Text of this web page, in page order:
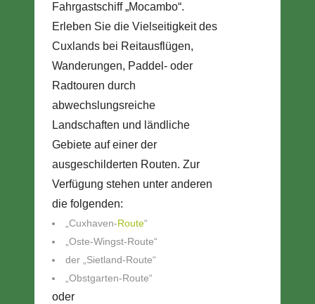
Fahrgastschiff „Mocambo“.
Erleben Sie die Vielseitigkeit des
Cuxlands bei Reitausflügen,
Wanderungen, Paddel- oder
Radtouren durch
abwechslungsreiche
Landschaften und ländliche
Gebiete auf einer der
ausgeschilderten Routen. Zur
Verfügung stehen unter anderen
die folgenden:
„Cuxhaven-Route“
„Oste-Wingst-Route“
der „Sietland-Route“
„Obstgarten-Route“
oder